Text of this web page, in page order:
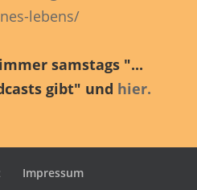
lebens/
samstags "...
gibt" und hier.
Impressum